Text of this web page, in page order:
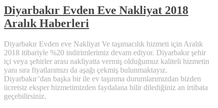
Diyarbakır Evden Eve Nakliyat 2018
Aralık Haberleri
Diyarbakır Evden eve Nakliyat Ve taşımacılık hizmeti için Aralık
2018 itibariyle %20 indirimlerimiz devam ediyor. Diyarbakır şehir
içi veya şehirler arası nakliyatta vermiş olduğumuz kaliteli hizmetin
yanı sıra fiyatlarımızı da aşağı çekmiş bulunmaktayız.
Diyarbakır’dan başka bir ile ev taşınma durumlarımızdan bizden
ücretsiz eksper hizmetimizden faydalana bilir dilediğiniz an irtibata
geçebilirsiniz.